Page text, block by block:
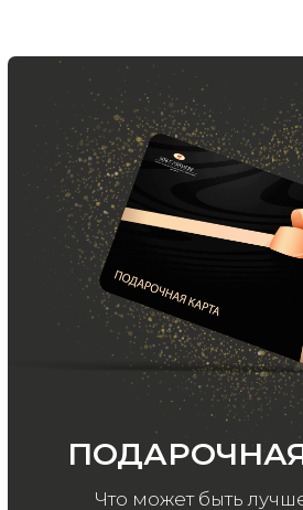
и акций, подпишитесь на email
Ваш e-mail
Подписаться